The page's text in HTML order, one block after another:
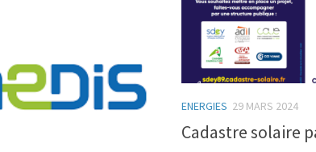
ENERGIES 29 MARS 2024
Cadastre solaire